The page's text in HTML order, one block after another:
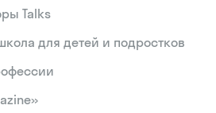
Talks
для детей и подростков